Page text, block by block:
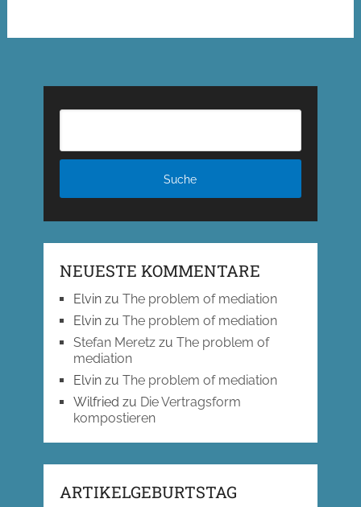
NEUESTE KOMMENTARE
Elvinzu The problem of mediation
Elvinzu The problem of mediation
Stefan Meretzzu The problem of
mediation
Elvinzu The problem of mediation
Wilfried zu Die Vertragsform
kompostieren
ARTIKELGEBURTSTAG